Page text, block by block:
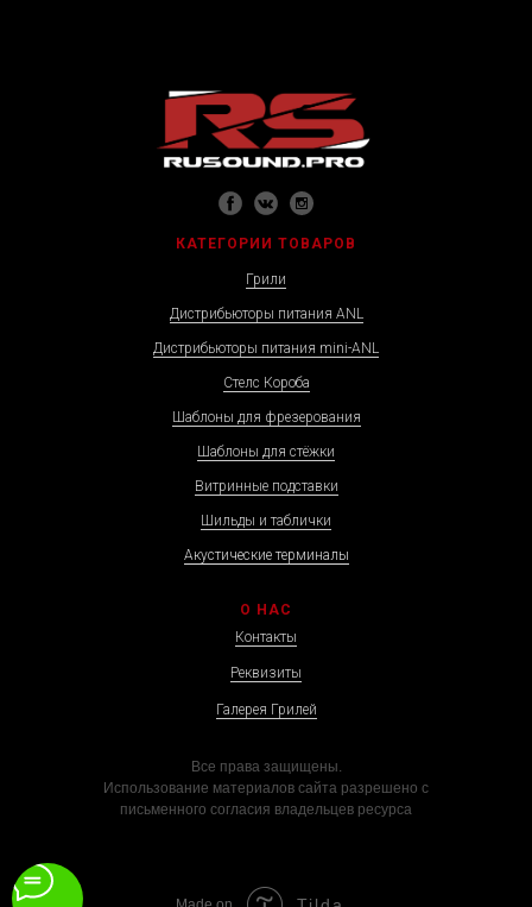
КАТЕГОРИИ ТОВАРОВ
Грили
О НАС
Все права защищены.
Использование материалов сайта разрешено с
письменного согласия владельцев ресурса
Дистрибьюторы питания ANL
Дистрибьюторы питания mini-ANL
Стелс Короба
Шаблоны для фрезерования
Шаблоны для стёжки
Витринные подставки
Шильды и таблички
Контакты
Реквизиты
Галерея Грилей
Акустические терминалы